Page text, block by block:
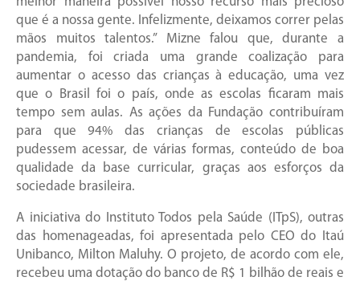
que é a nossa gente. Infelizmente, deixamos correr pelas
mãos muitos talentos.” Mizne falou que, durante a
pandemia, foi criada uma grande coalização para
aumentar o acesso das crianças à educação, uma vez
que o Brasil foi o país, onde as escolas ficaram mais
tempo sem aulas. As ações da Fundação contribuíram
para que 94% das crianças de escolas públicas
pudessem acessar, de várias formas, conteúdo de boa
qualidade da base curricular, graças aos esforços da
sociedade brasileira.
A iniciativa do Instituto Todos pela Saúde (ITpS), outras
das homenageadas, foi apresentada pelo CEO do Itaú
Unibanco, Milton Maluhy. O projeto, de acordo com ele,
recebeu uma dotação do banco de R$ 1 bilhão de reais e